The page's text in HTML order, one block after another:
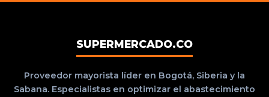
SUPERMERCADO.CO
Proveedor mayorista líder en Bogotá, Siberia y la
Sabana. Especialistas en optimizar el abastecimiento